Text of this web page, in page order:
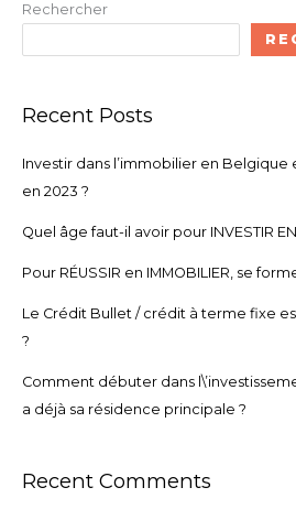
Rechercher
Recent Posts
Investir dans l’immobilier en Belgique
en 2023 ?
Quel âge faut-il avoir pour INVESTIR EN
Pour RÉUSSIR en IMMOBILIER, se
Le Crédit Bullet / crédit à terme fixe
?
Comment débuter dans
a déjà sa résidence principale ?
Recent Comments